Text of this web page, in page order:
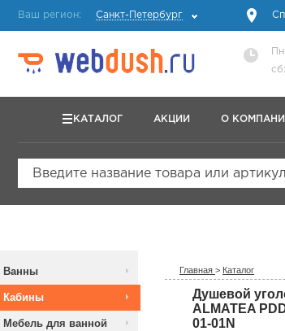
Ваш регион: Санкт-Петербург
сб:
КАТАЛОГ АКЦИИ О
Введите название товара или артикул
Ванны
Кабины
Мебель для ванной
Главная > Каталог
Душевой
ALMATEA
01-01N